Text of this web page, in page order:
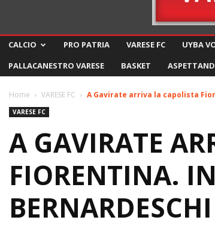
CALCIO PRO PATRIA VARESE FC UYBA
PALLACANESTRO VARESE
BASKET
Home VARESE FC A Gavirate arriva la capolista
VARESE FC
A GAVIRATE
FIORENTINA.
BERNARDESCHI